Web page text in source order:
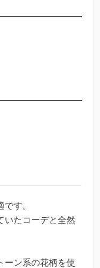
す。
いたコーデと全然
ーン系の花柄を使